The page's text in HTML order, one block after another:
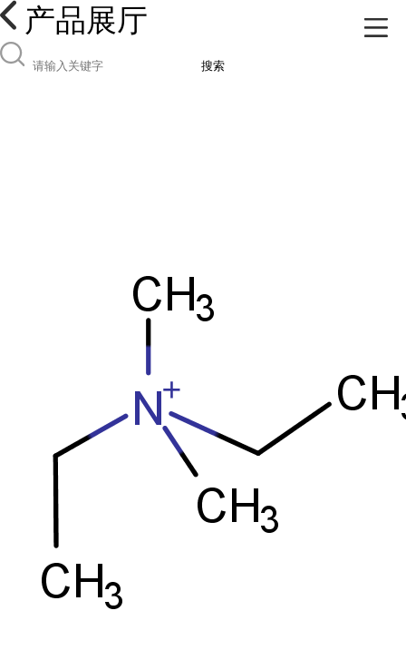
产品展厅
搜索